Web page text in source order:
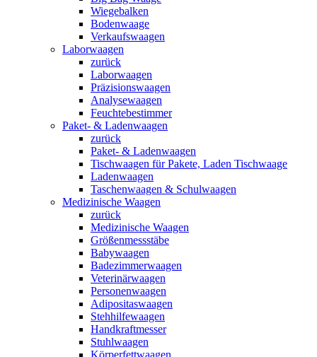
Wiegebalken
Bodenwaage
Verkaufswaagen
Laborwaagen
zurück
Laborwaagen
Präzisionswaagen
Analysewaagen
Feuchtebestimmer
Paket- & Ladenwaagen
zurück
Paket- & Ladenwaagen
Tischwaagen für Pakete, Laden Tischwaage
Ladenwaagen
Taschenwaagen & Schulwaagen
Medizinische Waagen
zurück
Medizinische Waagen
Größenmessstäbe
Babywaagen
Badezimmerwaagen
Veterinärwaagen
Personenwaagen
Adipositaswaagen
Stehhilfewaagen
Handkraftmesser
Stuhlwaagen
Körperfettwaagen